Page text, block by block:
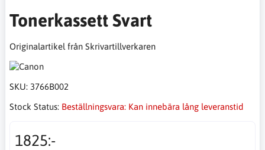
Tonerkassett Svart
Originalartikel från Skrivartillverkaren
SKU: 3766B002
Stock Status: Beställningsvara: Kan innebära lång leveranstid
1825:-